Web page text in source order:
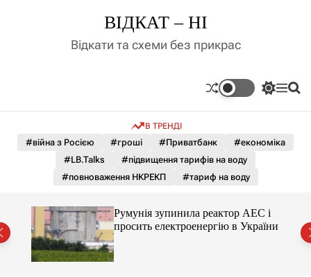
д
у
ВІДКАТ – НІ
Відкати та схеми без прикрас
П
м
к
а
о
л
ь
М П
В ТРЕНДІ
#війна з Росією #гроші #Приватбанк
#економіка
#LB.Talks
#підвищення тарифів на воду
#повноваження НКРЕКП
#тариф на воду
Румунія зупинила реактор АЕС і
просить електроенергію в України